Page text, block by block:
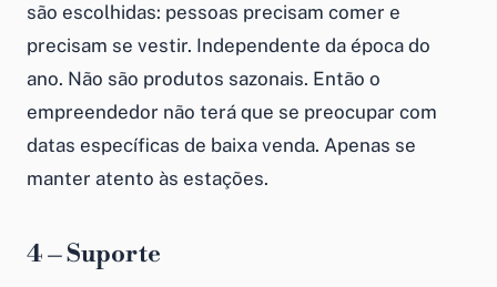
são escolhidas: pessoas precisam comer e
precisam se vestir. Independente da época do
ano. Não são produtos sazonais. Então o
empreendedor não terá que se preocupar com
datas específicas de baixa venda. Apenas se
manter atento às estações.
4 – Suporte